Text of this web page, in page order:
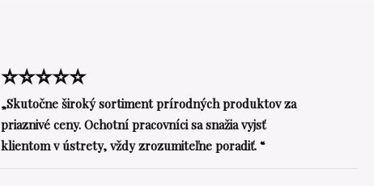
⭐⭐⭐⭐⭐
„Skutočne široký sortiment prírodných produktov za
priaznivé ceny. Ochotní pracovníci sa snažia vyjsť
klientom v ústrety, vždy zrozumiteľne poradiť. “